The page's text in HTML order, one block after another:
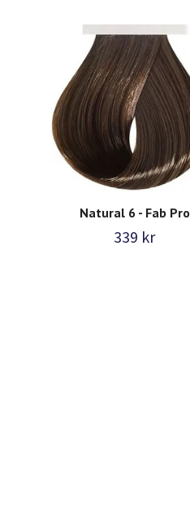
Natural 6 - Fab Pro
339 kr